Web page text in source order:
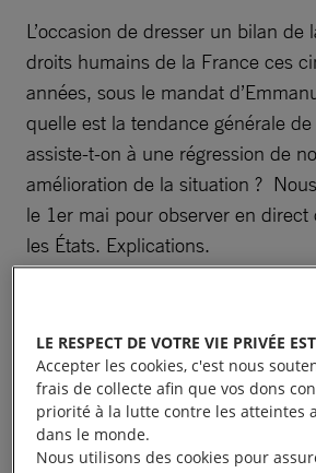
L’occasion de dresser un bilan de
droits humains de la France ces
années, sous le mandat
quelle est la tendance générale de
assiste-t-on à une régression de
amélioration de la situation ?
le 1er mai pour observer en direct
les États. Explications.
L’EPU,
MARCHE ?
L’examen périodique d’un
de six mois.Il commence par
LE RESPECT DE VOTRE VIE PRIVÉE
Accepter les cookies, c'est nous
frais de collecte afin que vos dons
priorité à la lutte contre les atteintes
dans le monde.
Nous utilisons des cookies pour